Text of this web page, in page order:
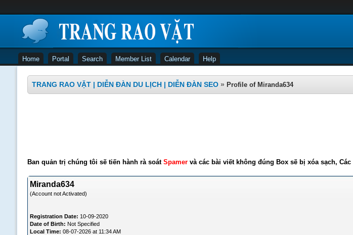
Home Portal Search Member List Calendar Help
TRANG RAO VẶT | DIỄN ĐÀN DU LỊCH | DIỄN ĐÀN SEO » Profile of Miranda634
Ban quản trị chúng tôi sẽ tiến hành rà soát Spamervà các bài viết không đúng Box sẽ bị xóa sạch,
Miranda634
(Account not Activated)
Registration Date: 10-09-2020
Date of Birth: Not Specified
Local Time: 08-07-2026 at 11:34 AM